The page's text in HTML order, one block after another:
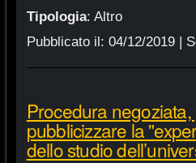
Tipologia: Altro
Pubblicato il: 04/12/2019|
Procedura
pubblicizzare la
dello studio